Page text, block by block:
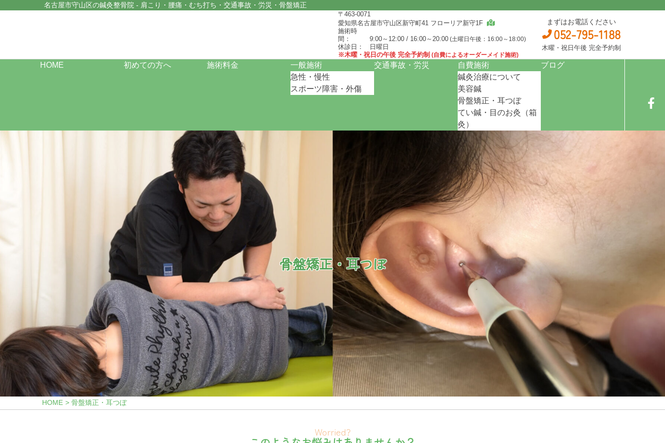
名古屋市守山区の鍼灸整骨院 - 肩こり・腰痛・むち打ち・交通事故 ・労災・骨盤矯正
〒463-0071
愛知県名古屋市守山区新守町41 フローリア新守1F
施術時
間：
9:00～12:00 / 16:00～20:00 (土曜日午後：16:00～18:00)
休診日：
日曜日
※木曜・祝日の午後 完全予約制 (自費によるオーダーメイド施術)
まずはお電話ください
052-795-1188
木曜・祝日午後 完全予約制
HOME 初めての方へ 施術料金
一般施術
急性・慢性
スポーツ障害・外傷
交通事故・労災
自費施術
鍼灸治療について
美容鍼
骨盤矯正・耳つぼ
てい鍼・目のお灸（箱
灸）
ブログ
骨盤矯正・耳つぼ
HOME 骨盤矯正・耳つぼ